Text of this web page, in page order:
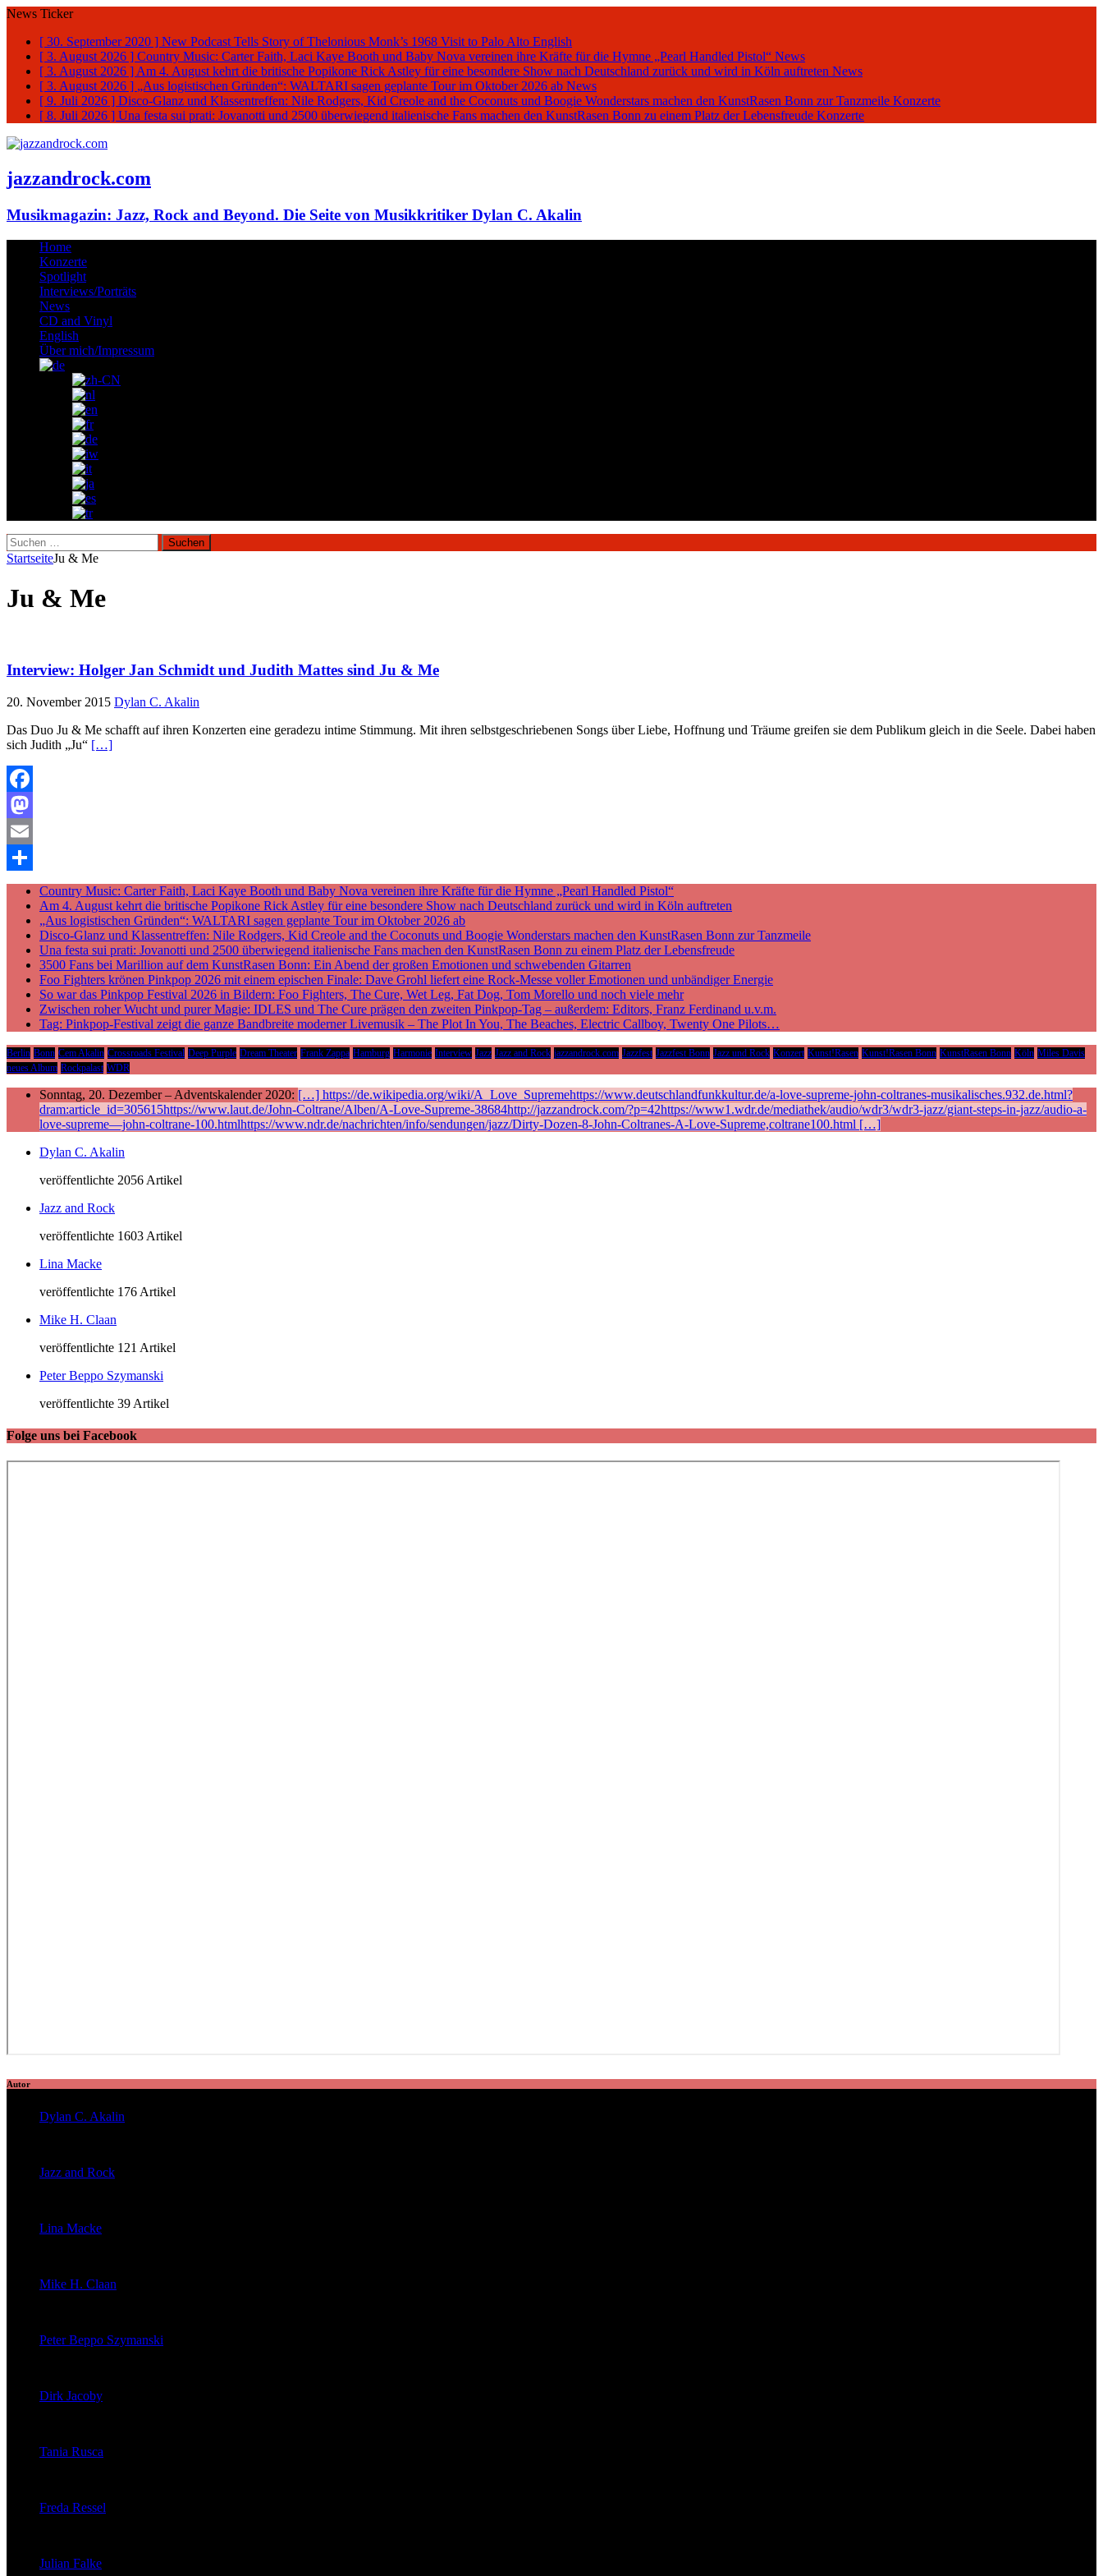
News Ticker
[ 30. September 2020 ] New Podcast Tells Story of Thelonious Monk’s 1968 Visit to Palo Alto English
[ 3. August 2026 ] Country Music: Carter Faith, Laci Kaye Booth und Baby Nova vereinen ihre Kräfte für die Hymne „Pearl Handled Pistol“ News
[ 3. August 2026 ] Am 4. August kehrt die britische Popikone Rick Astley für eine besondere Show nach Deutschland zurück und wird in Köln auftreten News
[ 3. August 2026 ] „Aus logistischen Gründen“: WALTARI sagen geplante Tour im Oktober 2026 ab News
[ 9. Juli 2026 ] Disco-Glanz und Klassentreffen: Nile Rodgers, Kid Creole and the Coconuts und Boogie Wonderstars machen den KunstRasen Bonn zur Tanzmeile Konzerte
[ 8. Juli 2026 ] Una festa sui prati: Jovanotti und 2500 überwiegend italienische Fans machen den KunstRasen Bonn zu einem Platz der Lebensfreude Konzerte
jazzandrock.com
Musikmagazin: Jazz, Rock and Beyond. Die Seite von Musikkritiker Dylan C. Akalin
Home
Konzerte
Spotlight
Interviews/Porträts
News
CD and Vinyl
English
Über mich/Impressum
Suchen
nach:
StartseiteJu & Me
Ju & Me
Interview: Holger Jan Schmidt und Judith Mattes sind Ju & Me
20. November 2015 Dylan C. Akalin
Das Duo Ju & Me schafft auf ihren Konzerten eine geradezu intime Stimmung. Mit ihren selbstgeschriebenen Songs über Liebe, Hoffnung und Träume greifen sie dem Publikum gleich in die Seele. Dabei haben
sich Judith „Ju“ […]
Facebook
Mastodon
Email
Teilen
Country Music: Carter Faith, Laci Kaye Booth und Baby Nova vereinen ihre Kräfte für die Hymne „Pearl Handled Pistol“
Am 4. August kehrt die britische Popikone Rick Astley für eine besondere Show nach Deutschland zurück und wird in Köln auftreten
„Aus logistischen Gründen“: WALTARI sagen geplante Tour im Oktober 2026 ab
Disco-Glanz und Klassentreffen: Nile Rodgers, Kid Creole and the Coconuts und Boogie Wonderstars machen den KunstRasen Bonn zur Tanzmeile
Una festa sui prati: Jovanotti und 2500 überwiegend italienische Fans machen den KunstRasen Bonn zu einem Platz der Lebensfreude
3500 Fans bei Marillion auf dem KunstRasen Bonn: Ein Abend der großen Emotionen und schwebenden Gitarren
Foo Fighters krönen Pinkpop 2026 mit einem epischen Finale: Dave Grohl liefert eine Rock-Messe voller Emotionen und unbändiger Energie
So war das Pinkpop Festival 2026 in Bildern: Foo Fighters, The Cure, Wet Leg, Fat Dog, Tom Morello und noch viele mehr
Zwischen roher Wucht und purer Magie: IDLES und The Cure prägen den zweiten Pinkpop-Tag – außerdem: Editors, Franz Ferdinand u.v.m.
Tag: Pinkpop-Festival zeigt die ganze Bandbreite moderner Livemusik – The Plot In You, The Beaches, Electric Callboy, Twenty One Pilots…
Berlin Bonn Cem Akalin Crossroads Festival Deep Purple Dream Theater Frank Zappa Hamburg Harmonie Interview Jazz Jazz and Rock jazzandrock.com Jazzfest Jazzfest Bonn Jazz und Rock Konzert Kunst!Rasen Kunst!Rasen Bonn KunstRasen Bonn Köln Miles Davis
neues Album Rockpalast WDR
Sonntag, 20. Dezember – Adventskalender 2020: […] https://de.wikipedia.org/wiki/A_Love_Supremehttps://www.deutschlandfunkkultur.de/a-love-supreme-john-coltranes-musikalisches.932.de.html?
dram:article_id=305615https://www.laut.de/John-Coltrane/Alben/A-Love-Supreme-38684http://jazzandrock.com/?p=42https://www1.wdr.de/mediathek/audio/wdr3/wdr3-jazz/giant-steps-in-jazz/audio-a-
love-supreme—john-coltrane-100.htmlhttps://www.ndr.de/nachrichten/info/sendungen/jazz/Dirty-Dozen-8-John-Coltranes-A-Love-Supreme,coltrane100.html […]
Dylan C. Akalin
veröffentlichte 2056 Artikel
Jazz and Rock
veröffentlichte 1603 Artikel
Lina Macke
veröffentlichte 176 Artikel
Mike H. Claan
veröffentlichte 121 Artikel
Peter Beppo Szymanski
veröffentlichte 39 Artikel
Folge uns bei Facebook
Autor
Dylan C. Akalin
Jazz and Rock
Lina Macke
Mike H. Claan
Peter Beppo Szymanski
Dirk Jacoby
Tania Rusca
Freda Ressel
Julian Falke